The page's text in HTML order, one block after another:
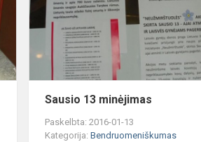
Sausio 13 minėjimas
Paskelbta: 2016-01-13
Kategorija:Bendruomeniškumas